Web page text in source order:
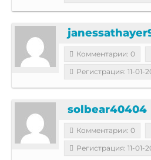
Комментарии: 0
Регистрация: 11-01-
solbear40404
Комментарии: 0
Регистрация: 11-01-